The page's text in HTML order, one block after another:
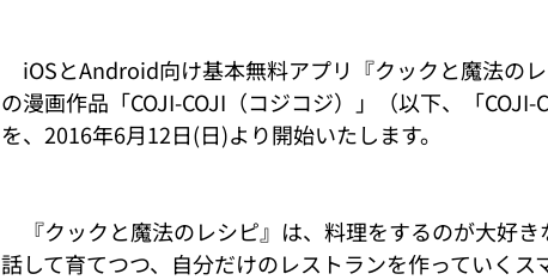
iOSとAndroid向け基本無料アプリ『クックと魔法の
の漫画作品「COJI-COJI（コジコジ）」（以下、「
を、2016年6月12日(日)より開始いたします。
『クックと魔法のレシピ』は、料理をするのが大好
話して育てつつ、自分だけのレストランを作っていくス